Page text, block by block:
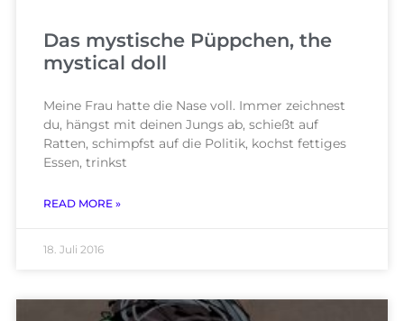
Das mystische Püppchen, the
mystical doll
Meine Frau hatte die Nase voll. Immer zeichnest
du, hängst mit deinen Jungs ab, schießt auf
Ratten, schimpfst auf die Politik, kochst fettiges
Essen, trinkst
READ MORE »
18. Juli 2016